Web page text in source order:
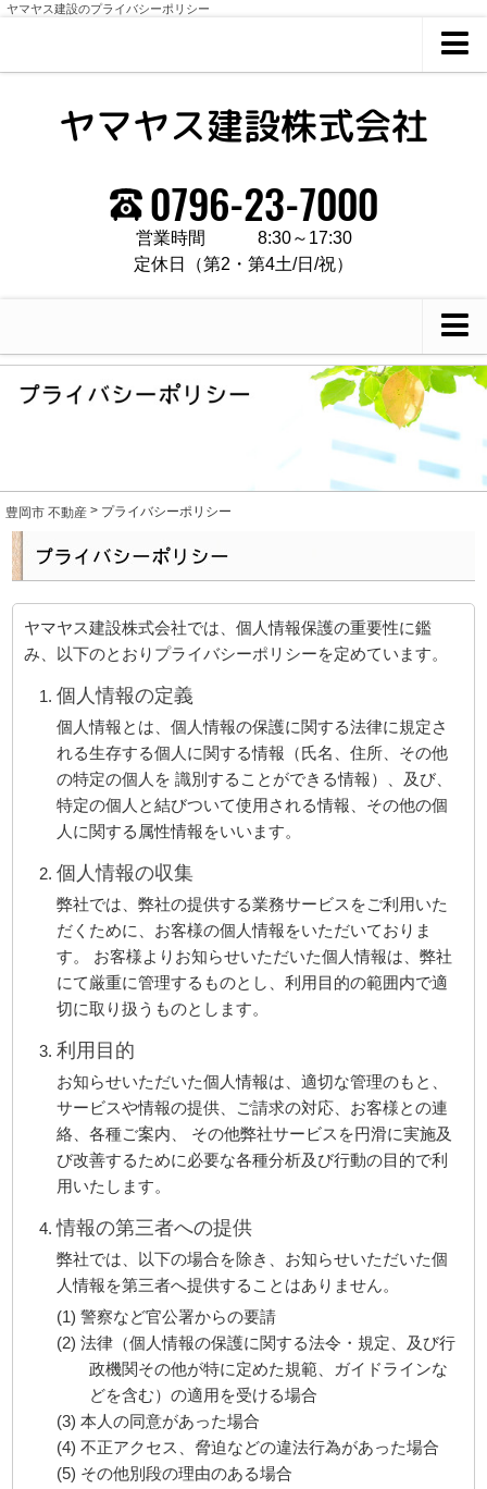
ヤマヤス建設のプライバシーポリシー
営業時間
8:30～17:30
定休日（第2・第4土/日/祝）
借りたい
売りたい
貸したい
入居者の皆様へ
お問合せ
豊岡市 不動産 > プライバシーポリシー
ヤマヤス建設株式会社では、個人情報保護の重要性に鑑
み、以下のとおりプライバシーポリシーを定めています。
個人情報の定義
個人情報とは、個人情報の保護に関する法律に規定さ
れる生存する個人に関する情報（氏名、住所、その他
の特定の個人を 識別することができる情報）、及び、
特定の個人と結びついて使用される情報、その他の個
人に関する属性情報をいいます。
個人情報の収集
弊社では、弊社の提供する業務サービスをご利用いた
だくために、お客様の個人情報をいただいておりま
す。 お客様よりお知らせいただいた個人情報は、弊社
にて厳重に管理するものとし、利用目的の範囲内で適
切に取り扱うものとします。
利用目的
お知らせいただいた個人情報は、適切な管理のもと、
サービスや情報の提供、ご請求の対応、お客様との連
絡、各種ご案内、 その他弊社サービスを円滑に実施及
び改善するために必要な各種分析及び行動の目的で利
用いたします。
情報の第三者への提供
弊社では、以下の場合を除き、お知らせいただいた個
人情報を第三者へ提供することはありません。
(1) 警察など官公署からの要請
(2) 法律（個人情報の保護に関する法令・規定、及び行
政機関その他が特に定めた規範、ガイドラインな
どを含む）の適用を受ける場合
(3) 本人の同意があった場合
(4) 不正アクセス、脅迫などの違法行為があった場合
(5) その他別段の理由のある場合